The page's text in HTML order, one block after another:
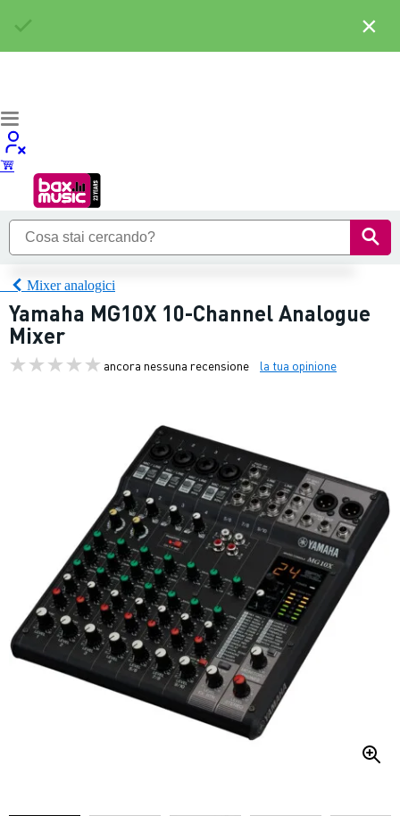
Mixer analogici
Yamaha MG10X 10-Channel Analogue
Mixer
ancora nessuna recensione la tua opinione
×